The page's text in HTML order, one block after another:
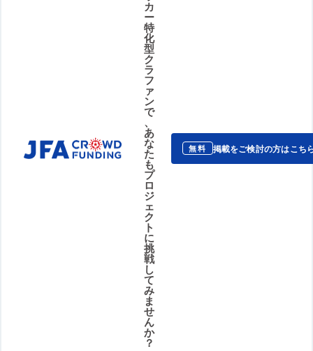
カ
ー
特
化
型
ク
ラ
フ
ァ
ン
で
、
あ
な
た
も
プ
ロ
ジ
ェ
ク
ト
に
挑
戦
し
て
み
ま
せ
ん
か
？
無料 掲載をご検討の方はこち